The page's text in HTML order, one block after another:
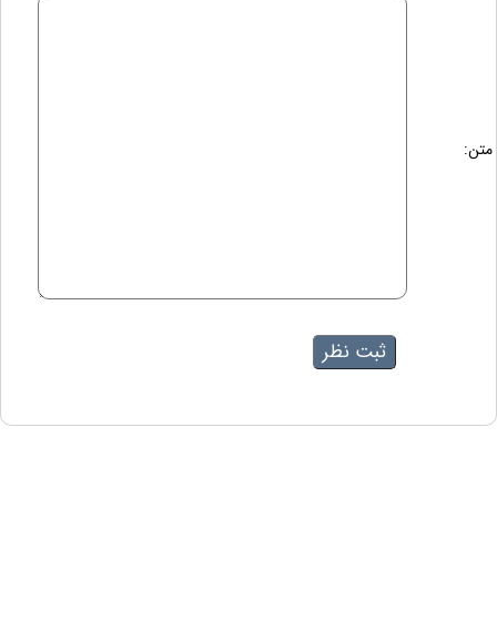
متن: